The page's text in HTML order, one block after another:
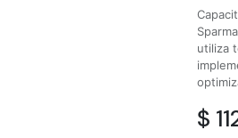
utiliza
$